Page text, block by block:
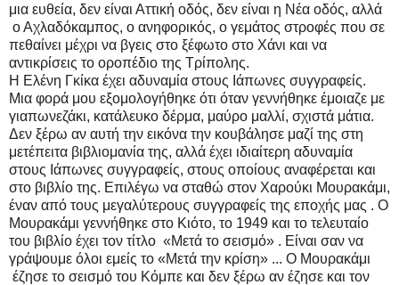
μια ευθεία, δεν είναι Αττική οδός, δεν είναι η Νέα οδός, αλλά
ο Αχλαδόκαμπος, ο ανηφορικός, ο γεμάτος στροφές που σε
πεθαίνει μέχρι να βγεις στο ξέφωτο στο Χάνι και να
αντικρίσεις το οροπέδιο της Τρίπολης.
Η Ελένη Γκίκα έχει αδυναμία στους Ιάπωνες συγγραφείς.
Μια φορά μου εξομολογήθηκε ότι όταν γεννήθηκε έμοιαζε με
γιαπωνεζάκι, κατάλευκο δέρμα, μαύρο μαλλί, σχιστά μάτια.
Δεν ξέρω αν αυτή την εικόνα την κουβάλησε μαζί της στη
μετέπειτα βιβλιομανία της, αλλά έχει ιδιαίτερη αδυναμία
στους Ιάπωνες συγγραφείς, στους οποίους αναφέρεται και
στο βιβλίο της. Επιλέγω να σταθώ στον Χαρούκι Μουρακάμι,
έναν από τους μεγαλύτερους συγγραφείς της εποχής μας . Ο
Μουρακάμι γεννήθηκε στο Κιότο, το 1949 και το τελευταίο
του βιβλίο έχει τον τίτλο «Μετά το σεισμό» . Είναι σαν να
γράψουμε όλοι εμείς το «Μετά την κρίση» ... Ο Μουρακάμι
έζησε το σεισμό του Κόμπε και δεν ξέρω αν έζησε και τον